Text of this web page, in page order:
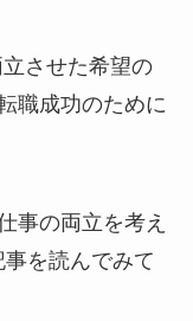
させた希望の
職成功のために
事の両立を考え
を読んでみて